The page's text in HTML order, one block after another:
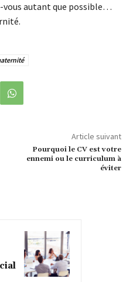
vous autant que possible…
Article suivant
Pourquoi le CV est votre
ennemi ou le curriculum à
éviter